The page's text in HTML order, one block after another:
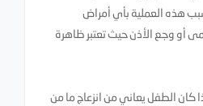
هذه العملية بأي أمراض
أو وجع الأذن حيث تعتبر ظاهرة
كان الطفل يعاني من انزعاج ما من